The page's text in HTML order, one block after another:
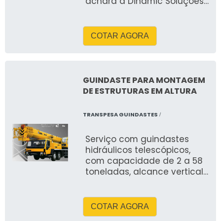
COTAR AGORA
GUINDASTE PARA MONTAGEM
DE ESTRUTURAS EM ALTURA
TRANSPESA GUINDASTES /
Serviço com guindastes
hidráulicos telescópicos,
com capacidade de 2 a 58
toneladas, alcance vertical
Equipamentos com
estabilizadores, operação
COTAR AGORA